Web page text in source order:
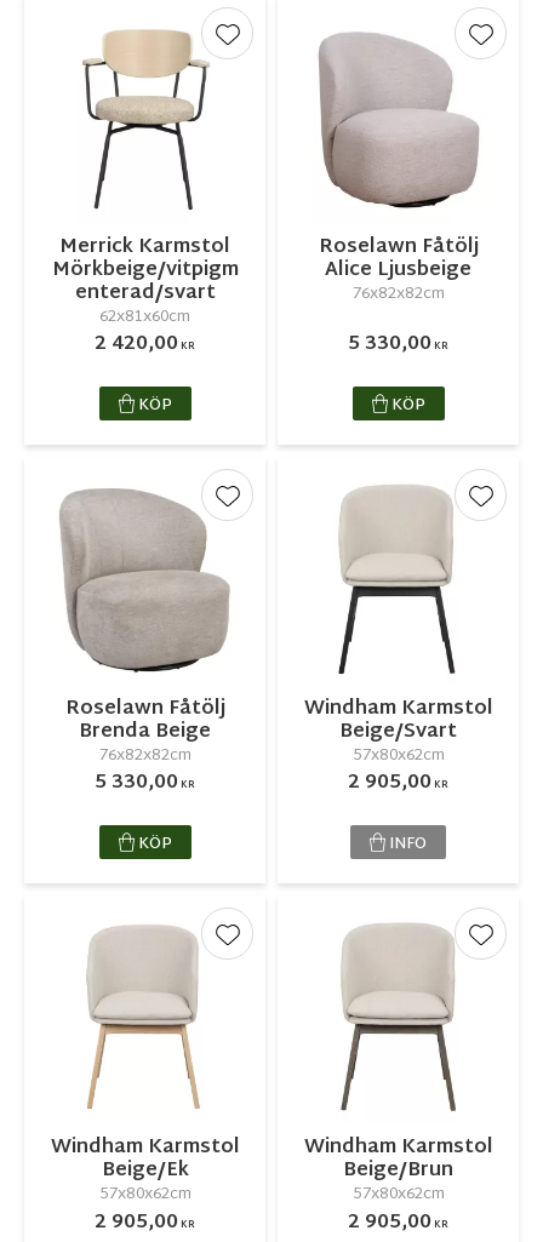
Merrick Karmstol
Mörkbeige/vitpigm
enterad/svart
62x81x60cm
2 420,00KR
Lägg till i favoriter
KÖP
Roselawn Fåtölj
Alice Ljusbeige
76x82x82cm
5 330,00KR
Lägg
KÖP
Roselawn Fåtölj
Brenda Beige
76x82x82cm
5 330,00KR
Lägg till i favoriter
KÖP
Windham Karmstol
Beige/Svart
57x80x62cm
2 905,00KR
Lägg
INFO
Windham Karmstol
Beige/Ek
57x80x62cm
2 905,00KR
Lägg till i favoriter
Windham Karmstol
Beige/Brun
57x80x62cm
2 905,00KR
Lägg